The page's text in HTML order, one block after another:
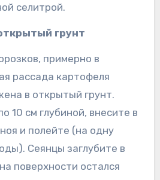
селитрой.
грунт
примерно в
рассада картофеля
в открытый грунт.
10 см глубиной, внесите в
и полейте (на одну
Сеянцы заглубите в
поверхности остался